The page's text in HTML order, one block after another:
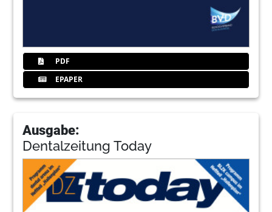
PDF
EPAPER
Ausgabe:
Dentalzeitung Today